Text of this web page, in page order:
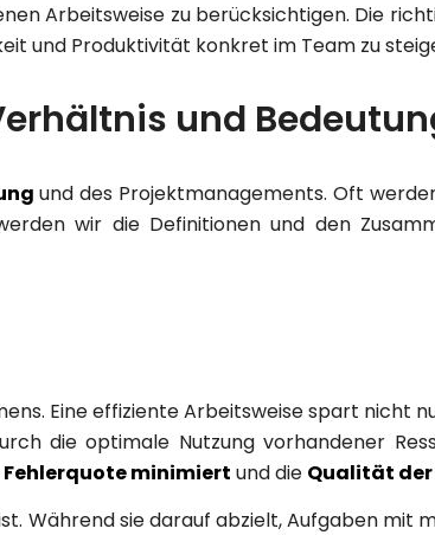
Arbeitsweise zu berücksichtigen. Die
und Produktivität konkret im Team zu
und
und des Projektmanagements. Oft
wir die Definitionen und den
Eine effiziente Arbeitsweise spart nicht
die optimale Nutzung vorhandener
Fehlerquote minimiert und die Qualität der
Während sie darauf abzielt, Aufgaben mit